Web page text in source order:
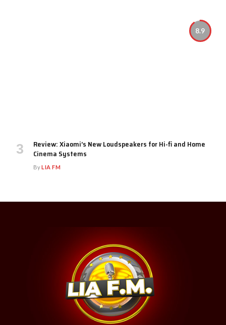
8.9
Review: Xiaomi’s New Loudspeakers for Hi-fi and Home
Cinema Systems
ByLIA FM